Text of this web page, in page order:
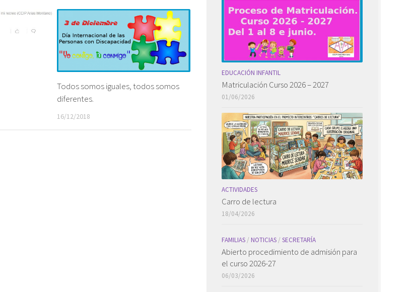
Todos somos iguales, todos somos
diferentes.
16/12/2018
EDUCACIÓN INFANTIL
Matriculación Curso 2026 – 2027
01/06/2026
ACTIVIDADES
Carro de lectura
18/04/2026
FAMILIAS / NOTICIAS / SECRETARÍA
Abierto procedimiento de admisión para
el curso 2026-27
06/03/2026